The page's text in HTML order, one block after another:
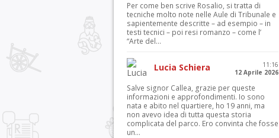
Per come ben scrive Rosalio, si tratta di
tecniche molto note nelle Aule di Tribunale e
sapientemente descritte – ad esempio – in
testi tecnici – poi resi romanzo – come l’
“Arte del...
Lucia Schiera
11:16
12 Aprile 2026
Salve signor Callea, grazie per queste
informazioni e approfondimenti. Io sono
nata e abito nel quartiere, ho 19 anni, ma
non avevo idea di tutta questa storia
complicata del parco. Ero convinta che fosse
un...